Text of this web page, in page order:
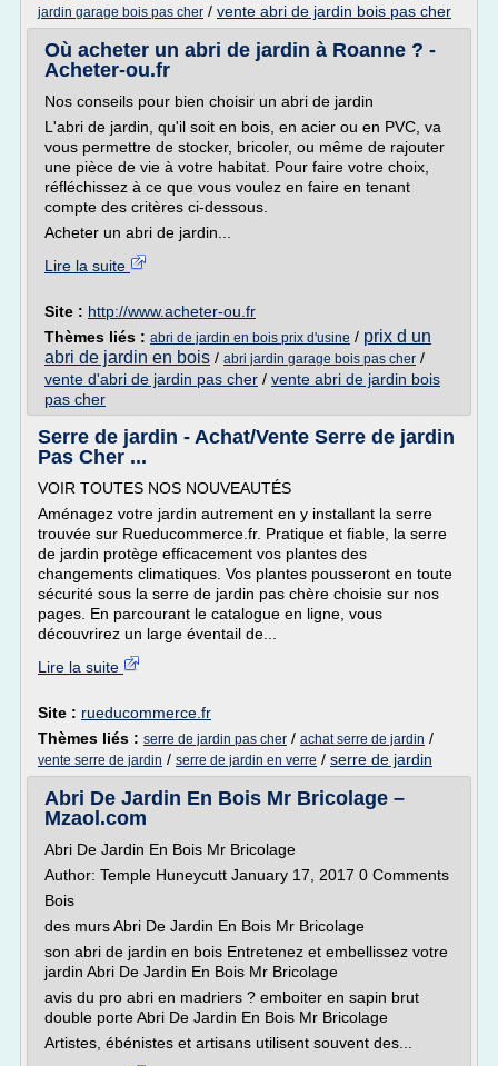
jardin garage bois pas cher / vente abri de jardin bois pas cher
Où acheter un abri de jardin à Roanne ? -
Acheter-ou.fr
Nos conseils pour bien choisir un abri de jardin
L'abri de jardin, qu'il soit en bois, en acier ou en PVC, va
vous permettre de stocker, bricoler, ou même de rajouter
une pièce de vie à votre habitat. Pour faire votre choix,
réfléchissez à ce que vous voulez en faire en tenant
compte des critères ci-dessous.
Acheter un abri de jardin...
Lire la suite
Site : http://www.acheter-ou.fr
Thèmes liés : abri de jardin en bois prix d'usine / prix d un
abri de jardin en bois / abri jardin garage bois pas cher /
vente d'abri de jardin pas cher / vente abri de jardin bois
pas cher
Serre de jardin - Achat/Vente Serre de jardin
Pas Cher ...
VOIR TOUTES NOS NOUVEAUTÉS
Aménagez votre jardin autrement en y installant la serre
trouvée sur Rueducommerce.fr. Pratique et fiable, la serre
de jardin protège efficacement vos plantes des
changements climatiques. Vos plantes pousseront en toute
sécurité sous la serre de jardin pas chère choisie sur nos
pages. En parcourant le catalogue en ligne, vous
découvrirez un large éventail de...
Lire la suite
Site : rueducommerce.fr
Thèmes liés : serre de jardin pas cher / achat serre de jardin /
vente serre de jardin / serre de jardin en verre / serre de jardin
Abri De Jardin En Bois Mr Bricolage –
Mzaol.com
Abri De Jardin En Bois Mr Bricolage
Author: Temple Huneycutt January 17, 2017 0 Comments
Bois
des murs Abri De Jardin En Bois Mr Bricolage
son abri de jardin en bois Entretenez et embellissez votre
jardin Abri De Jardin En Bois Mr Bricolage
avis du pro abri en madriers ? emboiter en sapin brut
double porte Abri De Jardin En Bois Mr Bricolage
Artistes, ébénistes et artisans utilisent souvent des...